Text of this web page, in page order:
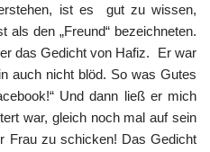
ist es gut zu wissen,
den „Freund“ bezeichneten.
das Gedicht von Hafiz. Er war
auch nicht blöd. So was Gutes
Und dann ließ er mich
war, gleich noch mal auf sein
Frau zu schicken! Das Gedicht